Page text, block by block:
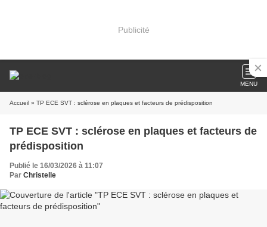
Publicité
MENU
Accueil » TP ECE SVT : sclérose en plaques et facteurs de prédisposition
TP ECE SVT : sclérose en plaques et facteurs de
prédisposition
Publié le 16/03/2026 à 11:07
Par Christelle